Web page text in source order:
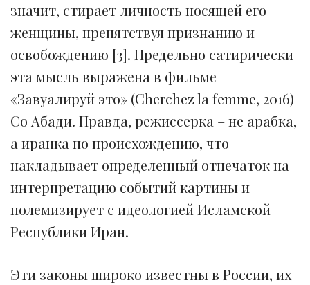
значит, стирает личность носящей его
женщины, препятствуя признанию и
освобождению [3]. Предельно сатирически
эта мысль выражена в фильме
«Завуалируй это» (Cherchez la femme, 2016)
Со Абади. Правда, режиссерка – не арабка,
а иранка по происхождению, что
накладывает определенный отпечаток на
интерпретацию событий картины и
полемизирует с идеологией Исламской
Республики Иран.
Эти законы широко известны в России, их